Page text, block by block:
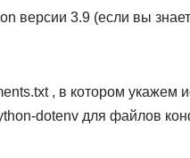
версии 3.9 (если вы
, в котором укажем
dotenv для файлов